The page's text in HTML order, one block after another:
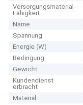
Versorgungsmaterial-
Fähigkeit
Name
Spannung
Energie (W)
Bedingung
Gewicht
Kundendienst
erbracht
Material